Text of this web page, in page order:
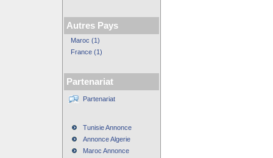
Autres Pays
Maroc (1)
France (1)
Partenariat
Partenariat
Tunisie Annonce
Annonce Algerie
Maroc Annonce